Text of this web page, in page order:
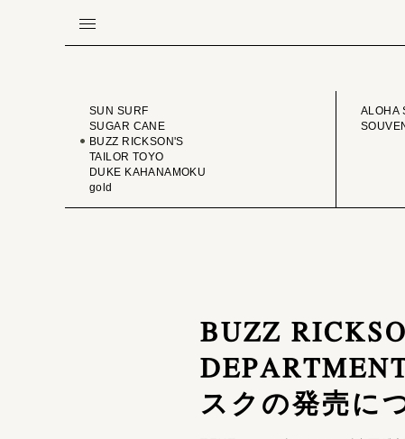
BRAND
SUN SURF
SUGAR CANE
BUZZ RICKSON'S
TAILOR TOYO
DUKE KAHANAMOKU
gold
ALOHA
BUZZ
スクの発売に